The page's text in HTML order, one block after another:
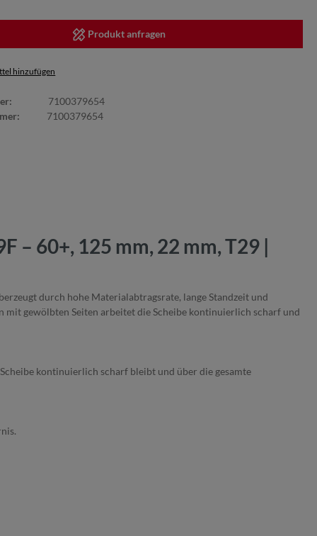
Produkt anfragen
hinzufügen
7100379654
7100379654
60+, 125 mm, 22 mm, T29 |
durch hohe Materialabtragsrate, lange Standzeit und
gewölbten Seiten arbeitet die Scheibe kontinuierlich scharf und
kontinuierlich scharf bleibt und über die gesamte